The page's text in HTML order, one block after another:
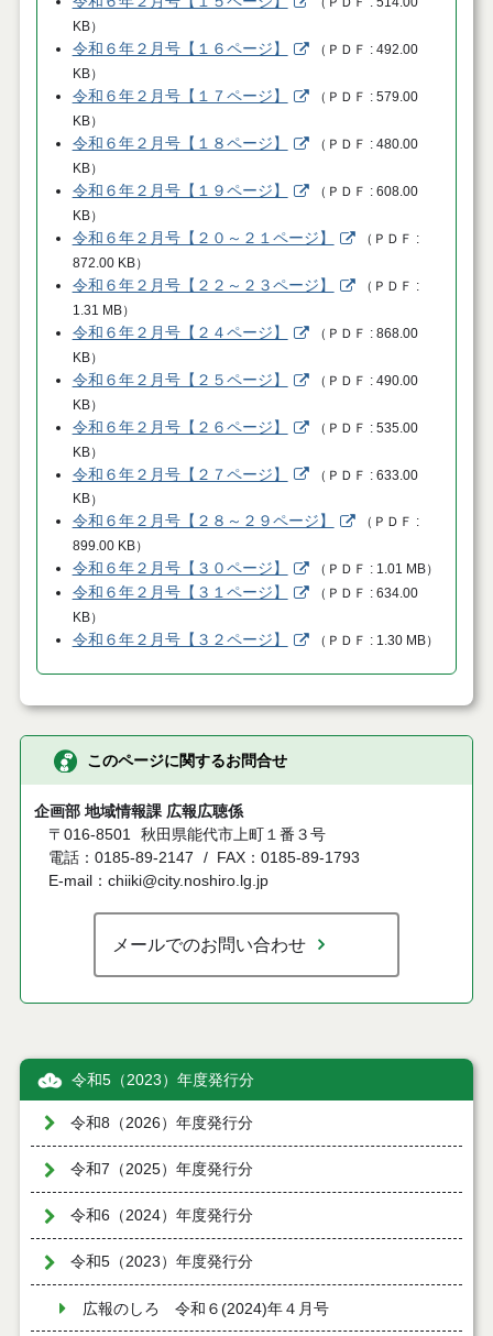
KB）
令和６年２月号【１６ページ】 （ ＰＤＦ
492.00
KB）
令和６年２月号【１７ページ】 （ ＰＤＦ
579.00
KB）
令和６年２月号【１８ページ】 （ ＰＤＦ
480.00
KB）
令和６年２月号【１９ページ】 （ ＰＤＦ
608.00
KB）
令和６年２月号【２０～２１ページ】 （ ＰＤＦ
872.00 KB）
令和６年２月号【２２～２３ページ】 （ ＰＤＦ
1.31 MB）
令和６年２月号【２４ページ】 （ ＰＤＦ
868.00
KB）
令和６年２月号【２５ページ】 （ ＰＤＦ
490.00
KB）
令和６年２月号【２６ページ】 （ ＰＤＦ
535.00
KB）
令和６年２月号【２７ページ】 （ ＰＤＦ
633.00
KB）
令和６年２月号【２８～２９ページ】 （ ＰＤＦ
899.00 KB）
令和６年２月号【３０ページ】 （ ＰＤＦ 1.01 MB）
令和６年２月号【３１ページ】 （ ＰＤＦ
634.00
KB）
令和６年２月号【３２ページ】 （ ＰＤＦ 1.30 MB）
このページに関するお問合せ
企画部 地域情報課 広報広聴係
〒016-8501
秋田県能代市上町１番３号
電話：0185-89-2147
FAX：0185-89-1793
E-mail：chiiki@city.noshiro.lg.jp
メールでのお問い合わせ
令和5（2023）年度発行分
令和8（2026）年度発行分
令和7（2025）年度発行分
令和6（2024）年度発行分
令和5（2023）年度発行分
広報のしろ 令和６(2024)年４月号